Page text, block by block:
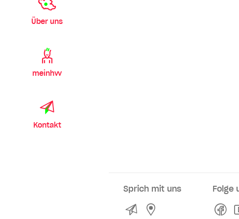
Über uns
meinhvv
Kontakt
Sprich mit uns
KontaktService- und
Folge